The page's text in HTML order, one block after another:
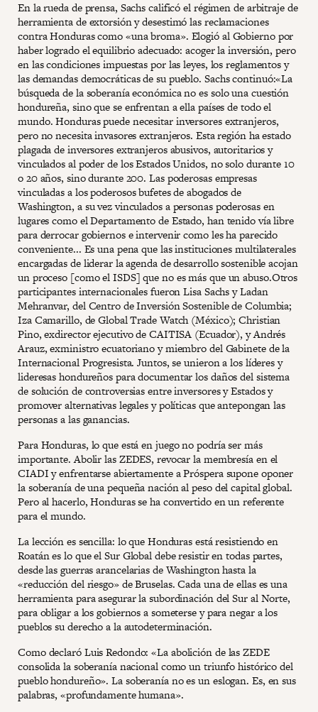
En la rueda de prensa, Sachs calificó el régimen de arbitraje de
herramienta de extorsión y desestimó las reclamaciones
contra Honduras como «una broma». Elogió al Gobierno por
haber logrado el equilibrio adecuado: acoger la inversión, pero
en las condiciones impuestas por las leyes, los reglamentos y
las demandas democráticas de su pueblo. Sachs continuó:«La
búsqueda de la soberanía económica no es solo una cuestión
hondureña, sino que se enfrentan a ella países de todo el
mundo. Honduras puede necesitar inversores extranjeros,
pero no necesita invasores extranjeros. Esta región ha estado
plagada de inversores extranjeros abusivos, autoritarios y
vinculados al poder de los Estados Unidos, no solo durante 10
o 20 años, sino durante 200. Las poderosas empresas
vinculadas a los poderosos bufetes de abogados de
Washington, a su vez vinculados a personas poderosas en
lugares como el Departamento de Estado, han tenido vía libre
para derrocar gobiernos e intervenir como les ha parecido
conveniente... Es una pena que las instituciones multilaterales
encargadas de liderar la agenda de desarrollo sostenible acojan
un proceso [como el ISDS] que no es más que un abuso.Otros
participantes internacionales fueron Lisa Sachs y Ladan
Mehranvar, del Centro de Inversión Sostenible de Columbia;
Iza Camarillo, de Global Trade Watch (México); Christian
Pino, exdirector ejecutivo de CAITISA (Ecuador), y Andrés
Arauz, exministro ecuatoriano y miembro del Gabinete de la
Internacional Progresista. Juntos, se unieron a los líderes y
lideresas hondureños para documentar los daños del sistema
de solución de controversias entre inversores y Estados y
promover alternativas legales y políticas que antepongan las
personas a las ganancias.
Para Honduras, lo que está en juego no podría ser más
importante. Abolir las ZEDES, revocar la membresía en el
CIADI y enfrentarse abiertamente a Próspera supone oponer
la soberanía de una pequeña nación al peso del capital global.
Pero al hacerlo, Honduras se ha convertido en un referente
para el mundo.
La lección es sencilla: lo que Honduras está resistiendo en
Roatán es lo que el Sur Global debe resistir en todas partes,
desde las guerras arancelarias de Washington hasta la
«reducción del riesgo» de Bruselas. Cada una de ellas es una
herramienta para asegurar la subordinación del Sur al Norte,
para obligar a los gobiernos a someterse y para negar a los
pueblos su derecho a la autodeterminación.
Como declaró Luis Redondo: «La abolición de las ZEDE
consolida la soberanía nacional como un triunfo histórico del
pueblo hondureño». La soberanía no es un eslogan. Es, en sus
palabras, «profundamente humana».